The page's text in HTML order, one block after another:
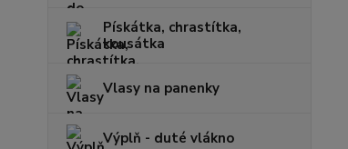
Pískátka, chrastítka,
kousátka
Vlasy na panenky
Výplň - duté vlákno